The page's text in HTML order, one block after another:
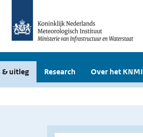
& uitleg Research Over het KNMI